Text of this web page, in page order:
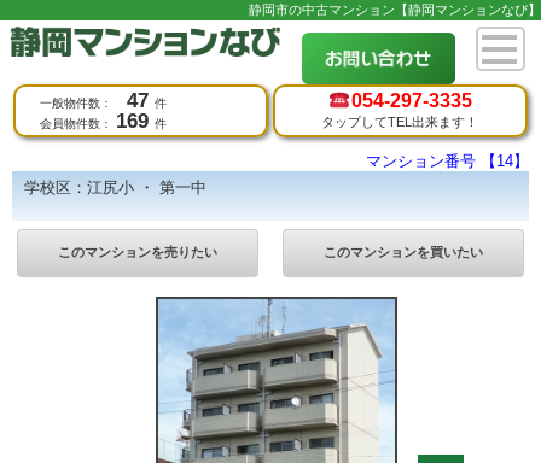
静岡市の中古マンション【静岡マンションなび】
一般物件数： 47 件
会員物件数：
169 件
054-297-3335
タップしてTEL出来ます！
マンション番号 【14】
学校区：江尻小 ・ 第一中
このマンションを売りたい このマンションを買いたい